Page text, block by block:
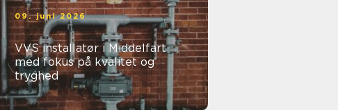
09. juni 2026
VVS installatør i Middelfart
med fokus på kvalitet og
tryghed